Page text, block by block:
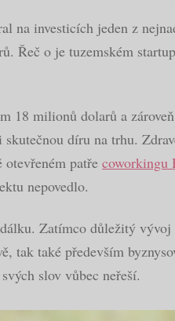
investicích jeden z
Řeč o je tuzemském
18 milionů dolarů a
díru na trhu.
patře coworkingu
nepovedlo.
Zatímco důležitý
tak také především
slov vůbec neřeší.